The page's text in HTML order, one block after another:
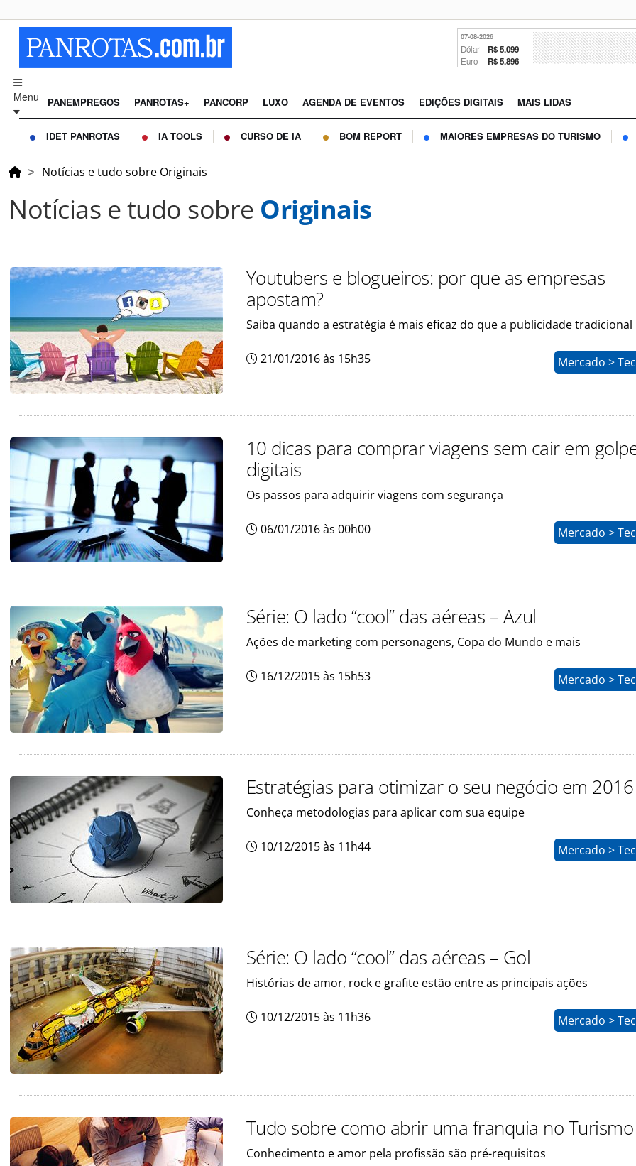
07-08-2026
Dólar R$ 5.099
Euro R$ 5.896
Menu PANEMPREGOS PANROTAS+ PANCORP LUXO AGENDA DE EVENTOS EDIÇÕES DIGITAIS MAIS LIDAS
IDET PANROTAS IA TOOLS CURSO DE IA BOM REPORT MAIORES EMPRESAS DO TURISMO
Notícias e tudo sobre Originais
Notícias e tudo sobre Originais
Youtubers e blogueiros: por que as empresas
apostam?
Saiba quando a estratégia é mais eficaz do que a publicidade tradicional
21/01/2016 às 15h35 Mercado >
10 dicas para comprar viagens sem cair em
digitais
Os passos para adquirir viagens com segurança
06/01/2016 às 00h00 Mercado >
Série: O lado “cool” das aéreas – Azul
Ações de marketing com personagens, Copa do Mundo e mais
16/12/2015 às 15h53 Mercado >
Estratégias para otimizar o seu negócio em 2016
Conheça metodologias para aplicar com sua equipe
10/12/2015 às 11h44 Mercado >
Série: O lado “cool” das aéreas – Gol
Histórias de amor, rock e grafite estão entre as principais ações
10/12/2015 às 11h36 Mercado >
Tudo sobre como abrir uma franquia no Turismo
Conhecimento e amor pela profissão são pré-requisitos